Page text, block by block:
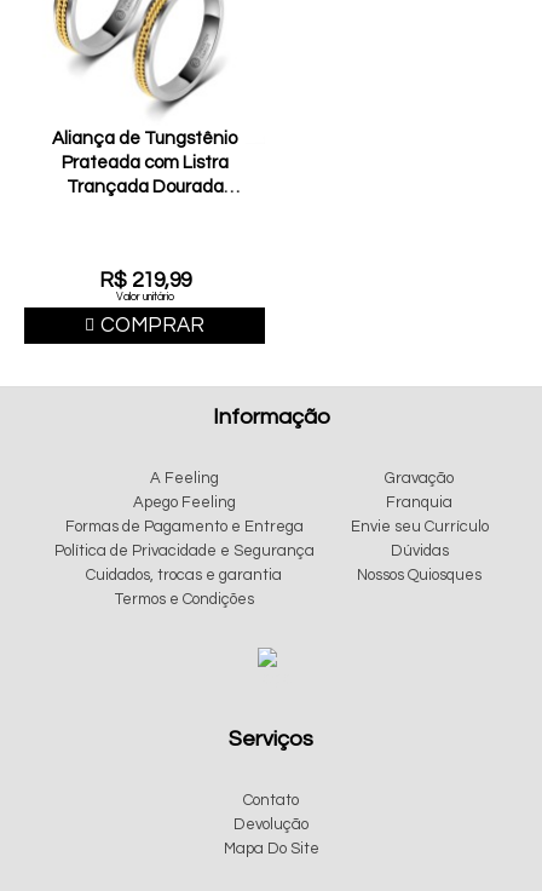
Aliança de Tungstênio
Prateada com Listra
Trançada Dourada
R$ 219,99
Valor unitário
COMPRAR
Informação
A Feeling
Apego Feeling
Formas de Pagamento e Entrega
Política de Privacidade e Segurança
Cuidados, trocas e garantia
Termos e Condições
Gravação
Franquia
Envie seu Currículo
Dúvidas
Nossos Quiosques
Serviços
Contato
Devolução
Mapa Do Site